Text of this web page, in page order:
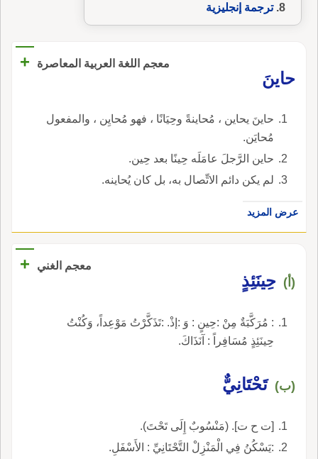
ترجمة إنجليزية
معجم اللغة العربية المعاصرة
+
حاينَ
حاينَ يحاين ، مُحاينةً وحِيَانًا ، فهو مُحايِن ، والمفعول
مُحايَن.
حاين الرَّجلَ عامَلَه حِينًا بعد حِين.
لم يكن دائم الاتِّصال به، بل كان يُحاينه.
عرض المزيد
معجم الغني +
(أ) حِينَئِذٍ
: مُرَكَّبَةٌ مِنْ :حِينٍ : وَ :إذْ. :تَذَكَّرْتُ مَوْعِداً، وَكُنْتُ
حِينَئِذٍ مُسَافِراً : آنَذَاكَ.
(ب) تَحْتَانِيٌّ
[ت ح ت]. (مَنْسُوبٌ إِلَى تَحْتَ).
:يَسْكُنُ فِي الْمَنْزِلْ التَّحْتَانِيِّ : الأَسْفَلِ.